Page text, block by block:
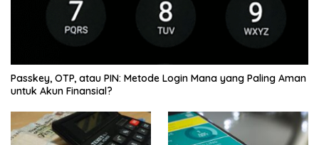
Passkey, OTP, atau PIN: Metode Login Mana yang Paling Aman
untuk Akun Finansial?